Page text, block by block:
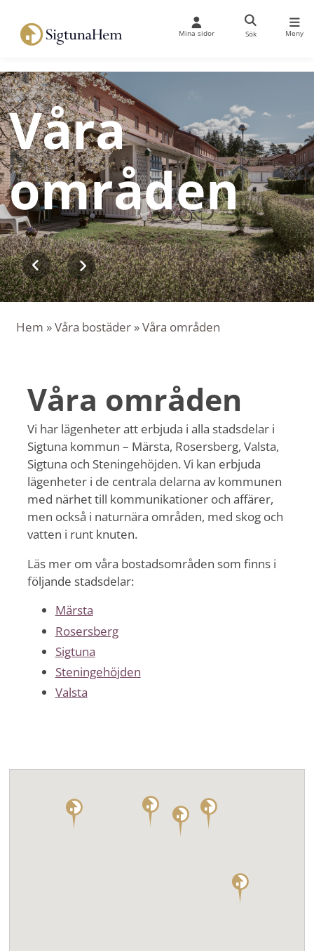
Mina sidor Sök Meny
Våra
områden
Hem »Våra bostäder»Våra områden
Våra områden
Vi har lägenheter att erbjuda i alla stadsdelar i
Sigtuna kommun – Märsta, Rosersberg, Valsta,
Sigtuna och Steningehöjden. Vi kan erbjuda
lägenheter i de centrala delarna av kommunen
med närhet till kommunikationer och affärer,
men också i naturnära områden, med skog och
vatten i runt knuten.
Läs mer om våra bostadsområden som finns i
följande stadsdelar:
Märsta
Rosersberg
Sigtuna
Steningehöjden
Valsta